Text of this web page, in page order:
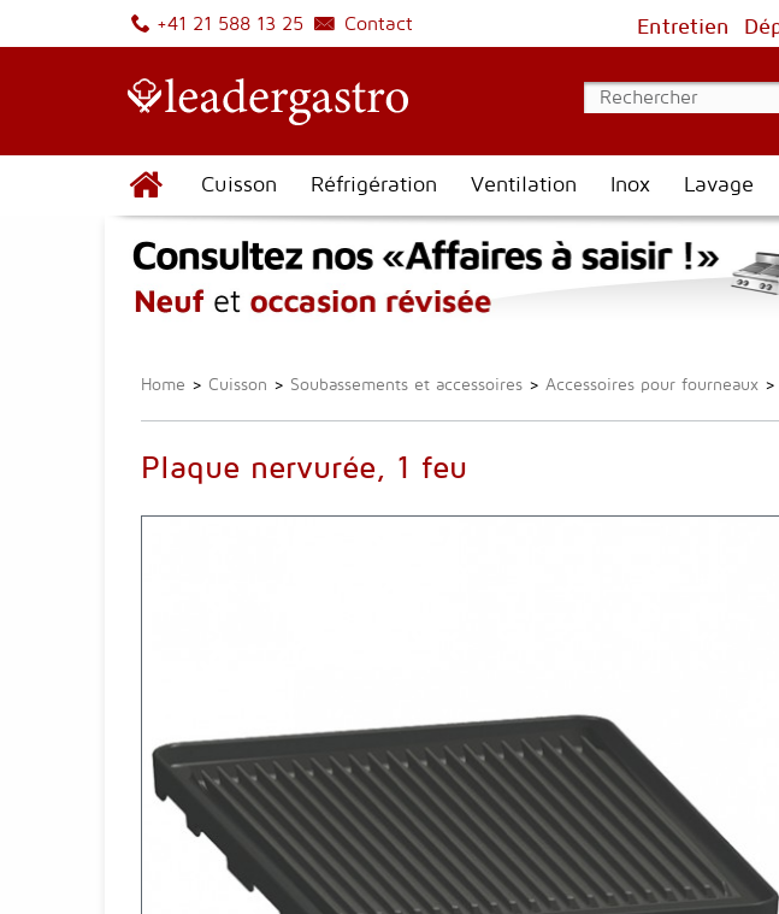
+41 21 588 13 25 Contact Entretien
Cuisson Réfrigération Ventilation Inox Lavage
Home > Cuisson > Soubassements et accessoires > Accessoires pour fourneaux >
Plaque nervurée, 1 feu